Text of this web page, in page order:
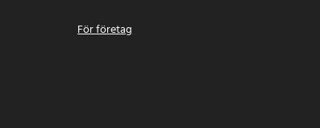
För företag